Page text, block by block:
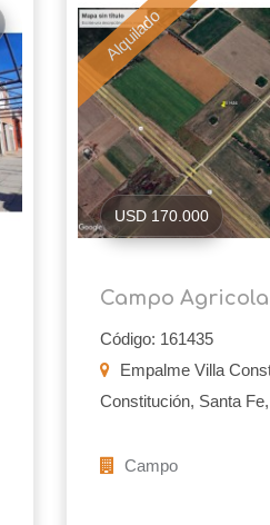
Alquilado
USD 170.000
Campo
Código: 161435
Empalme Villa
Constitución, Santa
Campo